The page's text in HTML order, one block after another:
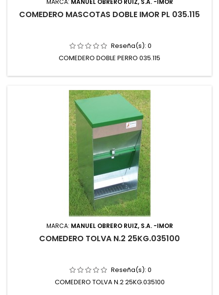
MARCA: MANUEL OBRERO RUIZ, S.A. -IMOR
COMEDERO MASCOTAS DOBLE IMOR PL 035.115
Reseña(s): 0
COMEDERO DOBLE PERRO 035.115
MARCA: MANUEL OBRERO RUIZ, S.A. -IMOR
COMEDERO TOLVA N.2 25KG.035100
Reseña(s): 0
COMEDERO TOLVA N.2 25KG.035100